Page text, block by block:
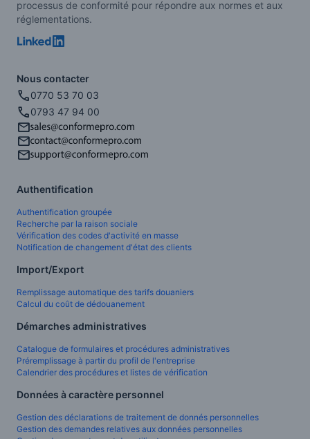
processus de conformité pour répondre aux normes et aux
réglementations.
Nous contacter
0770 53 70 03
0793 47 94 00
Authentification
Authentification groupée
Recherche par la raison sociale
Vérification des codes d'activité en masse
Notification de changement d'état des clients
Import/Export
Remplissage automatique des tarifs douaniers
Calcul du coût de dédouanement
Démarches administratives
Catalogue de formulaires et procédures administratives
Préremplissage à partir du profil de l'entreprise
Calendrier des procédures et listes de vérification
Données à caractère personnel
Gestion des déclarations de traitement de donnés personnelles
Gestion des demandes relatives aux données personnelles